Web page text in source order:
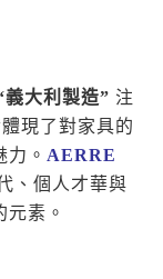
義大利製造” 注
現了對家具的
。 AERRE
、個人才華與
素。